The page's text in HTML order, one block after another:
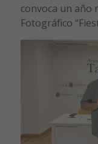
convoca un año
Fotográfico